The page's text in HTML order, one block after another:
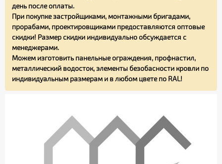
день после оплаты.
При покупке застройщиками, монтажными бригадами,
прорабами, проектировщиками предоставляются оптовые
скидки! Размер скидки индивидуально обсуждается с
менеджерами.
Можем изготовить панельные ограждения, профнастил,
металлический водосток, элементы безобасности кровли по
индивидуальным размерам и в любом цвете по RAL!